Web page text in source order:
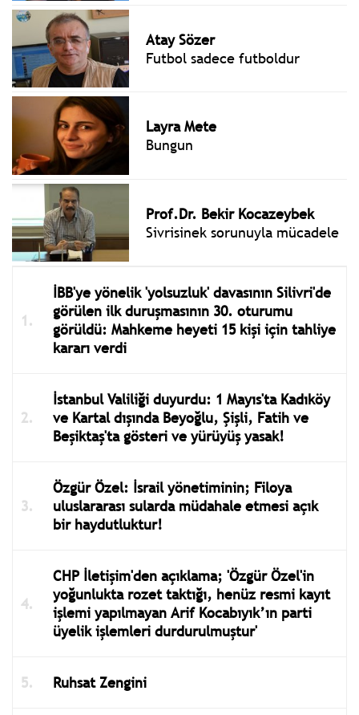
Atay Sözer
Futbol sadece futboldur
Layra Mete
Bungun
Prof.Dr. Bekir Kocazeybek
Sivrisinek sorunuyla mücadele
İBB'ye yönelik 'yolsuzluk' davasının Silivri'de
görülen ilk duruşmasının 30. oturumu
görüldü: Mahkeme heyeti 15 kişi için tahliye
kararı verdi
İstanbul Valiliği duyurdu: 1 Mayıs'ta Kadıköy
ve Kartal dışında Beyoğlu, Şişli, Fatih ve
Beşiktaş'ta gösteri ve yürüyüş yasak!
Özgür Özel: İsrail yönetiminin; Filoya
uluslararası sularda müdahale etmesi açık
bir haydutluktur!
CHP İletişim'den açıklama; 'Özgür Özel'in
yoğunlukta rozet taktığı, henüz resmi kayıt
işlemi yapılmayan Arif Kocabıyık’ın parti
üyelik işlemleri durdurulmuştur'
Ruhsat Zengini